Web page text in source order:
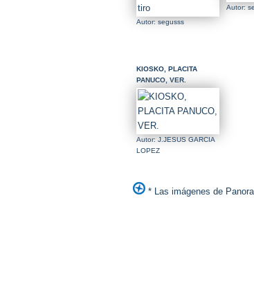
Autor: segusss
Autor:
KIOSKO, PLACITA
PANUCO, VER.
Autor: J.JESUS GARCIA
LOPEZ
* Las imágenes de